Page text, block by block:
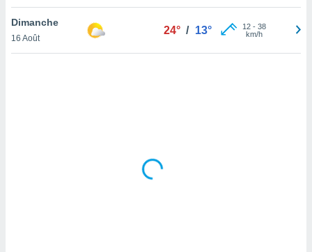
de
Dimanche
16 Août
24° / 13° 12- 38
km/h